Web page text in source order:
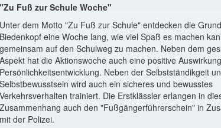
"Zu Fuß zur Schule Woche"
Unter dem Motto "Zu Fuß zur Schule" entdecken die
Biedenkopf eine Woche lang, wie viel Spaß es machen
gemeinsam auf den Schulweg zu machen. Neben dem
Aspekt hat die Aktionswoche auch eine positive
Persönlichkeitsentwicklung. Neben der Selbstständikgeit
Selbstbewusstsein wird auch ein sicheres und bewusstes
Verkehrsverhalten trainiert. Die Erstklässler erlangen in
Zusammenhang auch den "Fußgängerführerschein" in
mit der Polizei.